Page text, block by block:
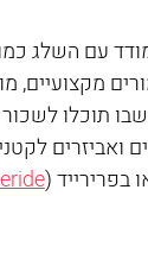
עם השלג
מקצועיים,
תוכלו
ואביזרים